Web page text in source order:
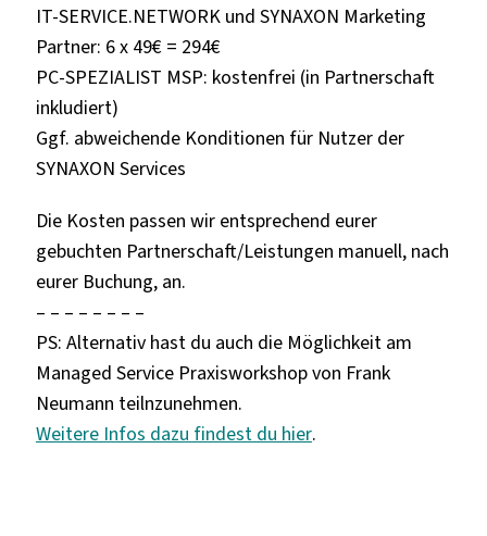
IT-SERVICE.NETWORK und SYNAXON Marketing
Partner: 6 x 49€ = 294€
PC-SPEZIALIST MSP: kostenfrei (in Partnerschaft
inkludiert)
Ggf. abweichende Konditionen für Nutzer der
SYNAXON Services
Die Kosten passen wir entsprechend eurer
gebuchten Partnerschaft/Leistungen manuell, nach
eurer Buchung, an.
– – – – – – – –
PS: Alternativ hast du auch die Möglichkeit am
Managed Service Praxisworkshop von Frank
Neumann teilnzunehmen.
Weitere Infos dazu findest du hier.